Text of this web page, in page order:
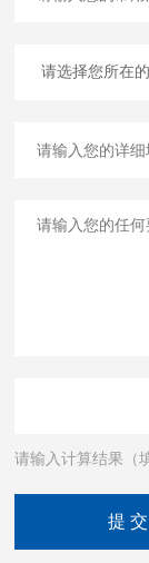
请输入计算结果（